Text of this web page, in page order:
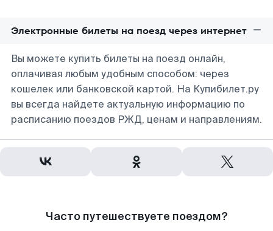
Электронные билеты на поезд через интернет
Вы можете купить билеты на поезд онлайн,
оплачивая любым удобным способом: через
кошелек или банковской картой. На Купибилет.ру
вы всегда найдете актуальную информацию по
расписанию поездов РЖД, ценам и направлениям.
Часто путешествуете поездом?